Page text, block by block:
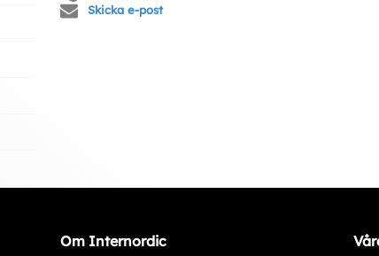
Skicka e-post
Om Internordic